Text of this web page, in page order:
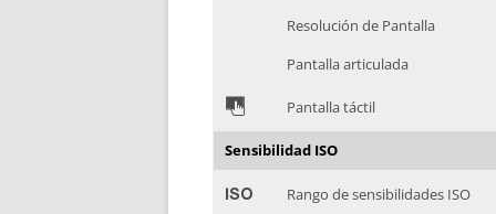
Resolución de Pantalla
Pantalla articulada
& Pantalla táctil
Sensibilidad ISO
' Rango de sensibilidades ISO